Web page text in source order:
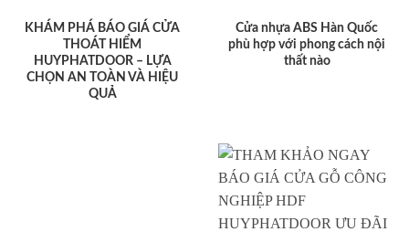
KHÁM PHÁ BÁO GIÁ CỬA
THOÁT HIỂM
HUYPHATDOOR – LỰA
CHỌN AN TOÀN VÀ HIỆU
QUẢ
Cửa nhựa ABS Hàn Quốc
phù hợp với phong cách nội
thất nào